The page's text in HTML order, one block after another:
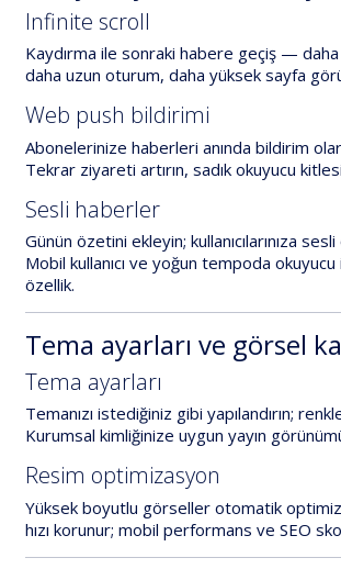
Infinite scroll
Kaydırma ile sonraki habere geçiş— daha
daha uzun oturum, daha yüksek sayfa
Web push bildirimi
Abonelerinize haberleri anında bildirim
Tekrar ziyareti artırın, sadık okuyucu
Sesli haberler
Günün özetini ekleyin; kullanıcılarınıza sesli
Mobil kullanıcı ve yoğun tempoda
özellik.
Tema ayarları ve görsel
Tema ayarları
Temanızı istediğiniz gibi yapılandırın;
Kurumsal kimliğinize uygun yayın
Resim optimizasyon
Yüksek boyutlu görseller otomatik
hızı korunur; mobil performans ve SEO